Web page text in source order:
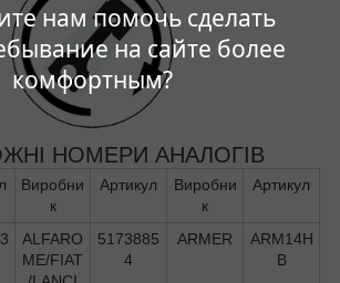
нам помочь сделать
на сайте более
комфортным?
НОМЕРИ АНАЛОГІВ
Виробни
к
Артикул
Виробни
к
Артикул
ALFARO
ME/FIAT
5173885
4
ARMER
ARM14H
B